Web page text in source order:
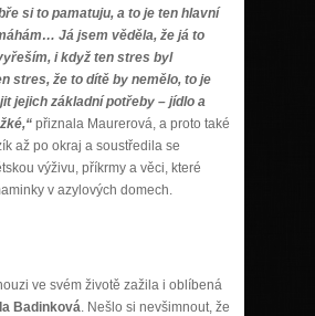
si to pamatuju, a to je ten hlavní
Já jsem věděla, že já to
i když ten stres byl
stres, že to dítě by nemělo, to je
jejich základní potřeby – jídlo a
přiznala Maurerová, a proto také
až po okraj a soustředila se
výživu, příkrmy a věci, které
v azylových domech.
ve svém životě zažila i oblíbená
Badinková. Nešlo si nevšimnout, že